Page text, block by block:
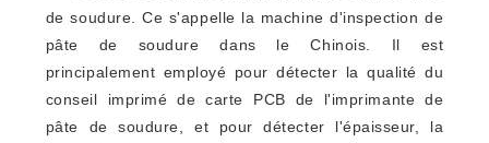
de soudure. Ce s'appelle la machine d'inspection de
pâte de soudure dans le Chinois. Il est
principalement employé pour détecter la qualité du
conseil imprimé de carte PCB de l'imprimante de
pâte de soudure, et pour détecter l'épaisseur, la